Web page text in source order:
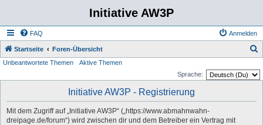
Initiative AW3P
FAQ Anmelden
Startseite Foren-Übersicht
Unbeantwortete Themen
Aktive Themen
Sprache:
Initiative AW3P - Registrierung
Mit dem Zugriff auf „Initiative AW3P“ („https://www.abmahnwahn-
dreipage.de/forum“) wird zwischen dir und dem Betreiber ein Vertrag mit